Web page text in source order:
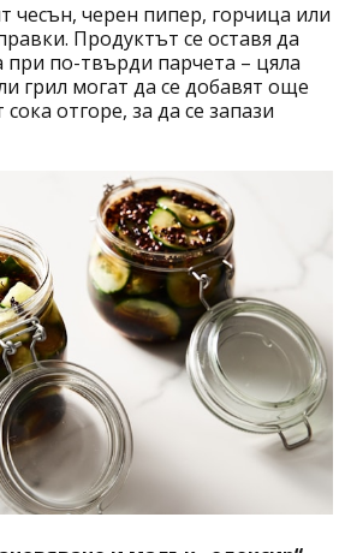
чесън, черен пипер, горчица или
Продуктът се оставя да
при по-твърди парчета – цяла
грил могат да се добавят още
отгоре, за да се запази